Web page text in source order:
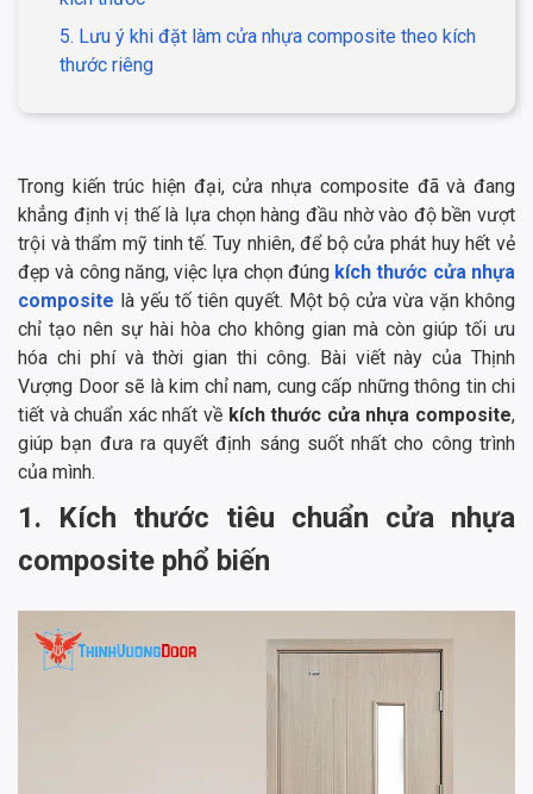
5. Lưu ý khi đặt làm cửa nhựa composite theo kích
thước riêng
Trong kiến trúc hiện đại, cửa nhựa composite đã và đang
khẳng định vị thế là lựa chọn hàng đầu nhờ vào độ bền vượt
trội và thẩm mỹ tinh tế. Tuy nhiên, để bộ cửa phát huy hết vẻ
đẹp và công năng, việc lựa chọn đúngkích thước cửa nhựa
composite là yếu tố tiên quyết. Một bộ cửa vừa vặn không
chỉ tạo nên sự hài hòa cho không gian mà còn giúp tối ưu
hóa chi phí và thời gian thi công. Bài viết này của Thịnh
Vượng Door sẽ là kim chỉ nam, cung cấp những thông tin chi
tiết và chuẩn xác nhất về kích thước cửa nhựa composite,
giúp bạn đưa ra quyết định sáng suốt nhất cho công trình
của mình.
1. Kích thước tiêu chuẩn cửa nhựa
composite phổ biến